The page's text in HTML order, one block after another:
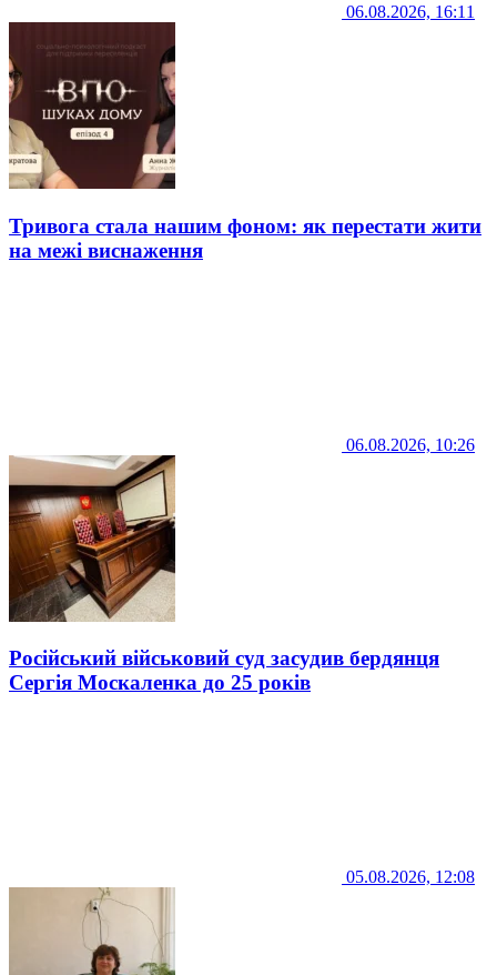
06.08.2026, 16:11
Тривога стала нашим фоном: як перестати жити
на межі виснаження
06.08.2026, 10:26
Російський військовий суд засудив бердянця
Сергія Москаленка до 25 років
05.08.2026, 12:08